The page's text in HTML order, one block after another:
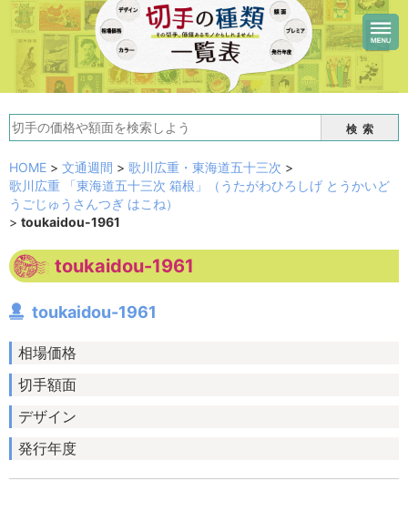
検索
HOME > 文通週間 > 歌川広重・東海道五十三次 >
歌川広重 「東海道五十三次 箱根」（うたがわひろしげ とうかいど
うごじゅうさんつぎ はこね）
> toukaidou-1961
toukaidou-1961
toukaidou-1961
相場価格
切手額面
デザイン
発行年度